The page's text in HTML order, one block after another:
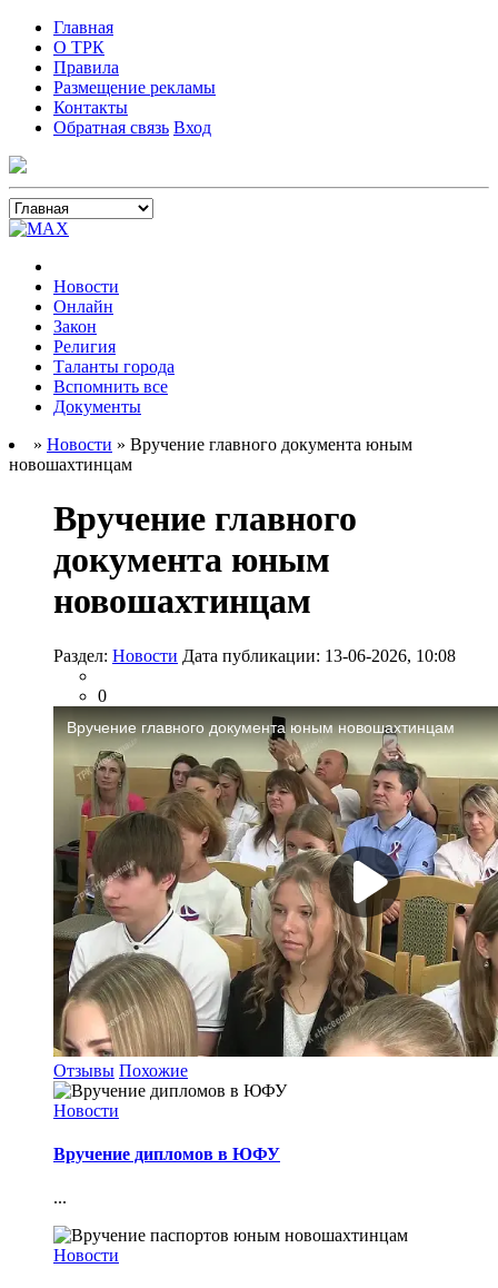
Главная
О ТРК
Правила
Размещение рекламы
Контакты
Обратная связь Вход
Новости
Онлайн
Закон
Религия
Таланты города
Вспомнить все
Документы
» Новости » Вручение главного документа юным
новошахтинцам
Вручение главного
документа юным
новошахтинцам
Раздел: Новости Дата публикации: 13-06-2026, 10:08
0
Отзывы Похожие
Новости
Вручение дипломов в ЮФУ
...
Новости